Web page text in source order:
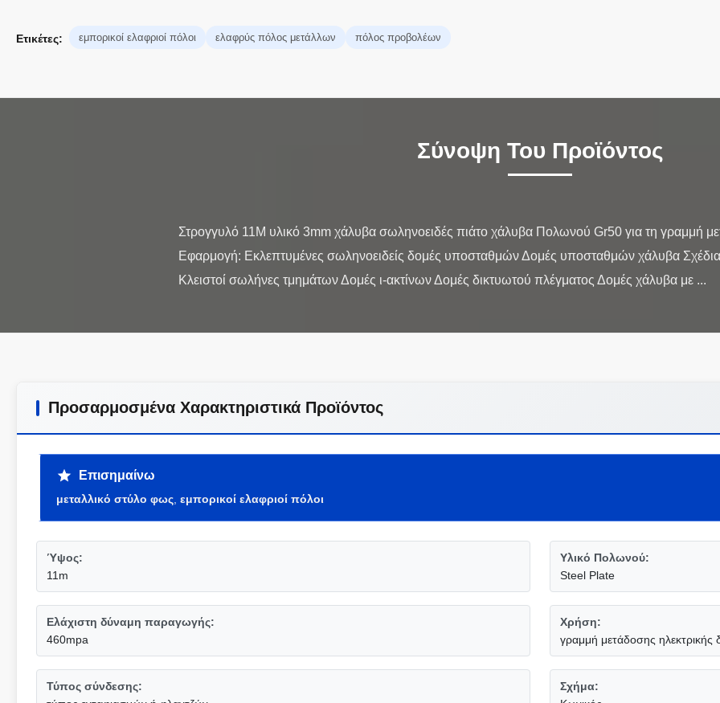
Ετικέτες: εμπορικοί ελαφριοί πόλοι ελαφρύς πόλος μετάλλων πόλος προβολέων
Σύνοψη Του Προϊόντος
Στρογγυλό 11M υλικό 3mm χάλυβα σωληνοειδές πιάτο χάλυβα Πολωνού Gr50 για τη γραμμή
Εφαρμογή: Εκλεπτυμένες σωληνοειδείς δομές υποσταθμών Δομές υποσταθμών χάλυβα
Προσαρμοσμένα Χαρακτηριστικά Προϊόντος
Επισημαίνω
μεταλλικό στύλο φως εμπορικοί ελαφριοί πόλοι
Ύψος:
11m
Υλικό Πολωνού:
Steel Plate
Ελάχιστη δύναμη παραγωγής:
460mpa
Χρήση:
γραμμή μετάδοσης ηλεκτρικής
Τύπος σύνδεσης:
Σχήμα: